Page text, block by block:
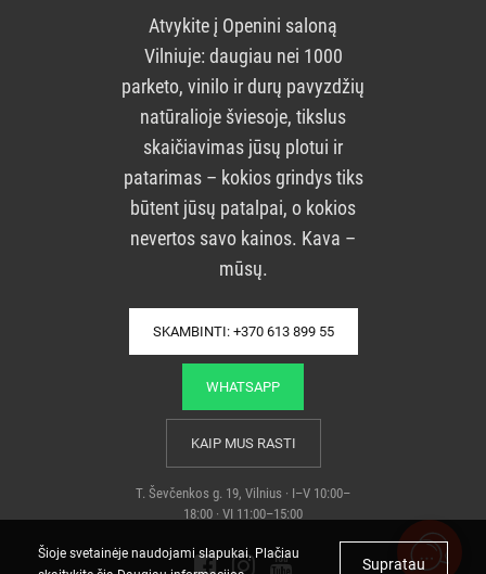
Atvykite į Openini saloną
Vilniuje: daugiau nei 1000
parketo, vinilo ir durų pavyzdžių
natūralioje šviesoje, tikslus
skaičiavimas jūsų plotui ir
patarimas – kokios grindys tiks
būtent jūsų patalpai, o kokios
nevertos savo kainos. Kava –
mūsų.
SKAMBINTI: +370 613 899 55
WHATSAPP
KAIP MUS RASTI
T. Ševčenkos g. 19, Vilnius · I–V 10:00–
18:00 · VI 11:00–15:00
Šioje svetainėje naudojami slapukai. Plačiau
Supratau